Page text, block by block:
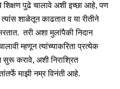
पुढे चालावे अशी इच्छा आहे, पण
शाळेतून काढतात व या रीतीने
तरी अशा मुलांपैकी निदान
म्हणून त्यांच्याकरिता प्रत्येक
सुरू करावे, अशी निराश्रित
माझी नम्र विनंती आहे.